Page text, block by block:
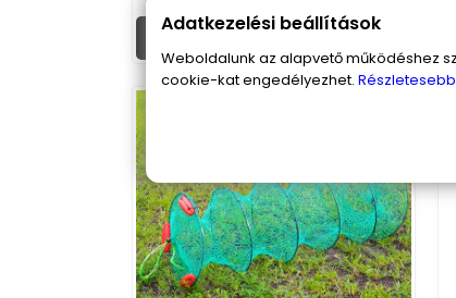
biciklin.
Kosárba
Adatkezelési beállítások
Weboldalunk az alapvető működéshez
cookie-kat engedélyezhet.